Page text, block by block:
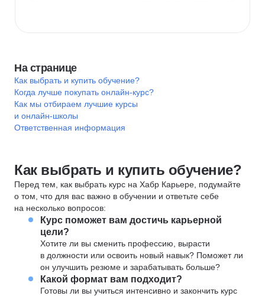
На странице
Как выбрать и купить обучение?
Когда лучше покупать онлайн-курс?
Как мы отбираем лучшие курсы
и онлайн-школы
Ответственная информация
Как выбрать и купить обучение?
Перед тем, как выбрать курс на Хабр Карьере, подумайте
о том, что для вас важно в обучении и ответьте себе
на несколько вопросов:
Курс поможет вам достичь карьерной
цели?
Хотите ли вы сменить профессию, вырасти
в должности или освоить новый навык? Поможет ли
он улучшить резюме и зарабатывать больше?
Какой формат вам подходит?
Готовы ли вы учиться интенсивно и закончить курс